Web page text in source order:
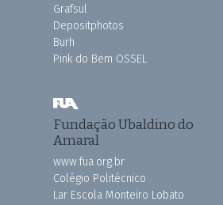
Grafsul
Depositphotos
Burh
Pink do Bem OSSEL
Fundação Ubaldino do
Amaral
www.fua.org.br
Colégio Politécnico
Lar Escola Monteiro Lobato